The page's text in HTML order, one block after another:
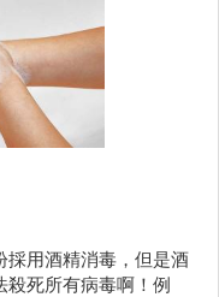
採用酒精消毒，但是酒
殺死所有病毒啊！例